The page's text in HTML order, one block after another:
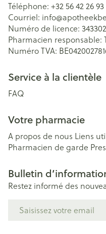
Téléphone: +32 56 42 26 93
Courriel: info@
Numéro de licence: 343302
Pharmacien responsable:
Numéro TVA:
Service à la clientèle
FAQ
Votre pharmacie
A propos de nous Liens
Pharmacien de garde
Bulletin
Restez informé des